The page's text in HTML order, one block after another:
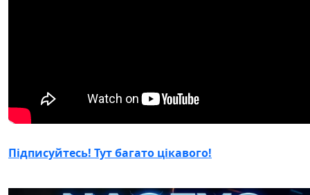
Підписуйтесь! Тут багато цікавого!